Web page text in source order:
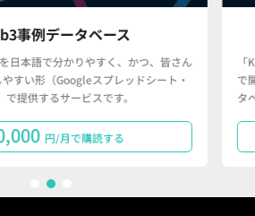
事例データベース
日本語で分かりやすく、かつ、皆さん
すい形（Googleスプレッドシート・
提供するサービスです。
円/月で購読する
で
タ